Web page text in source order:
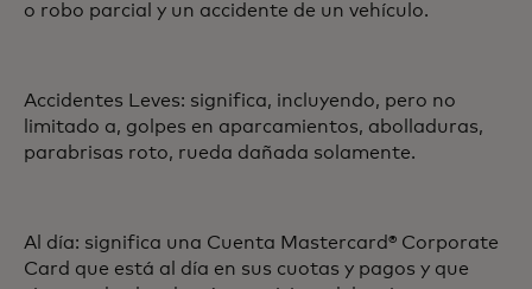
o robo parcial y un accidente de un vehículo.
Accidentes Leves: significa, incluyendo, pero no
limitado a, golpes en aparcamientos, abolladuras,
parabrisas roto, rueda dañada solamente.
Al día: significa una Cuenta Mastercard® Corporate
Card que está al día en sus cuotas y pagos y que